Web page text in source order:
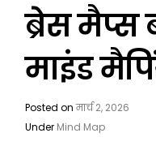
ब्रेस
माइंड
Posted onमार्च 2, 2026
Under Mind Map